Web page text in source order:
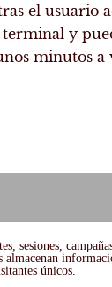
el usuario
terminal y
minutos a
sesiones,
únicos.